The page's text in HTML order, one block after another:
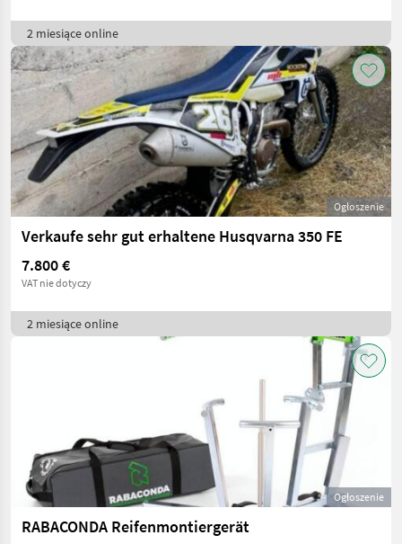
2 miesiące online
Ogłoszenie
Verkaufe sehr gut erhaltene Husqvarna 350 FE
7.800 €
VAT nie dotyczy
2 miesiące online
Ogłoszenie
RABACONDA Reifenmontiergerät